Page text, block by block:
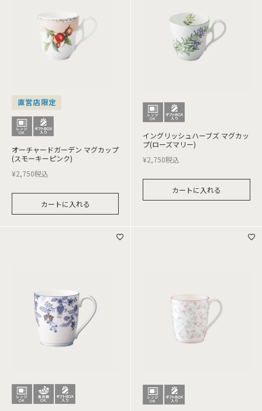
直営店限定
オーチャードガーデン マグカップ
(スモーキーピンク)
¥2,750税込
カートに入れる
イングリッシュハーブズ マグカッ
プ(ローズマリー)
¥2,750税込
カートに入れる